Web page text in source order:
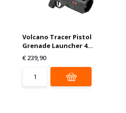
Volcano Tracer Pistol
Grenade Launcher 4...
€ 239,90